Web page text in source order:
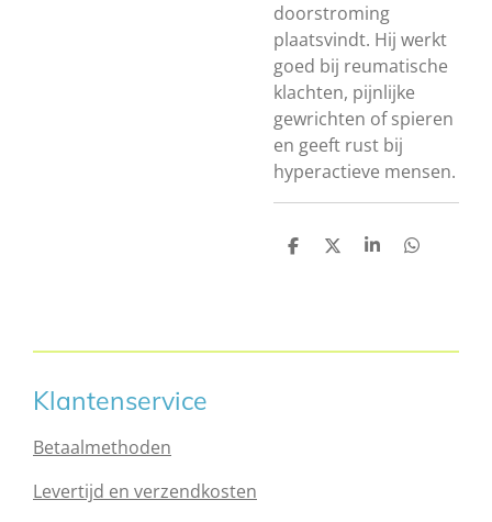
doorstroming
plaatsvindt. Hij werkt
goed bij reumatische
klachten, pijnlijke
gewrichten of spieren
en geeft rust bij
hyperactieve mensen.
D
D
S
D
Klantenservice
Betaalmethoden
Levertijd en verzendkosten